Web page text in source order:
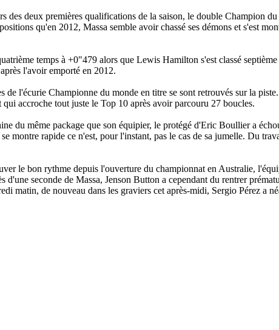
des deux premières qualifications de la saison, le double Champion
qu'en 2012, Massa semble avoir chassé ses démons et s'est
temps à +0"479 alors que Lewis Hamilton s'est classé
l'avoir emporté en 2012.
l'écurie Championne du monde en titre se sont retrouvés sur la
accroche tout juste le Top 10 après avoir parcouru 27 boucles.
du même package que son équipier, le protégé d'Eric Boullier a
montre rapide ce n'est, pour l'instant, pas le cas de sa jumelle. Du
le bon rythme depuis l'ouverture du championnat en Australie,
seconde de Massa, Jenson Button a cependant du rentrer
matin, de nouveau dans les graviers cet après-midi, Sergio Pérez a